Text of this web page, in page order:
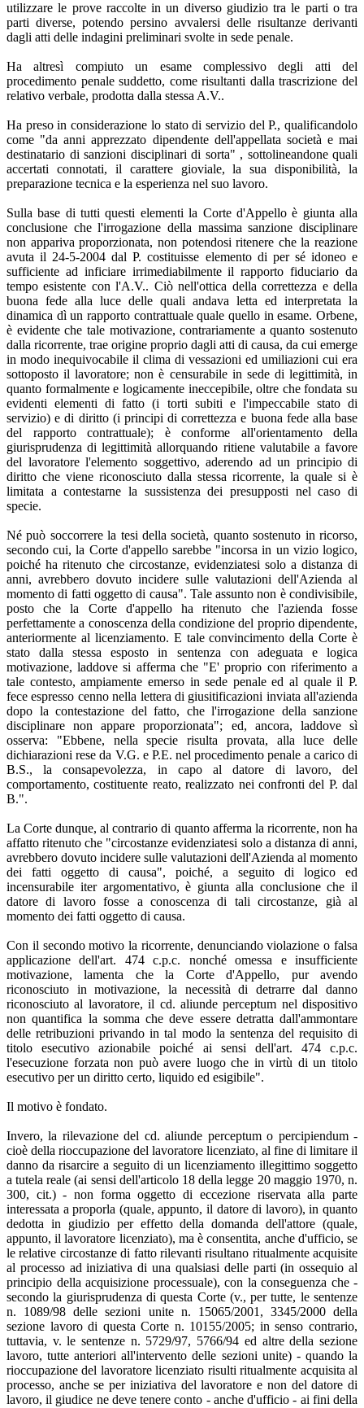
utilizzare le prove raccolte in un diverso giudizio tra le parti o tra
parti diverse, potendo persino avvalersi delle risultanze derivanti
dagli atti delle indagini preliminari svolte in sede penale.
Ha altresì compiuto un esame complessivo degli atti del
procedimento penale suddetto, come risultanti dalla trascrizione del
relativo verbale, prodotta dalla stessa A.V..
Ha preso in considerazione lo stato di servizio del P., qualificandolo
come "da anni apprezzato dipendente dell'appellata società e mai
destinatario di sanzioni disciplinari di sorta" , sottolineandone quali
accertati connotati, il carattere gioviale, la sua disponibilità, la
preparazione tecnica e la esperienza nel suo lavoro.
Sulla base di tutti questi elementi la Corte d'Appello è giunta alla
conclusione che l'irrogazione della massima sanzione disciplinare
non appariva proporzionata, non potendosi ritenere che la reazione
avuta il 24-5-2004 dal P. costituisse elemento di per sé idoneo e
sufficiente ad inficiare irrimediabilmente il rapporto fiduciario da
tempo esistente con l'A.V.. Ciò nell'ottica della correttezza e della
buona fede alla luce delle quali andava letta ed interpretata la
dinamica dì un rapporto contrattuale quale quello in esame. Orbene,
è evidente che tale motivazione, contrariamente a quanto sostenuto
dalla ricorrente, trae origine proprio dagli atti di causa, da cui emerge
in modo inequivocabile il clima di vessazioni ed umiliazioni cui era
sottoposto il lavoratore; non è censurabile in sede di legittimità, in
quanto formalmente e logicamente ineccepibile, oltre che fondata su
evidenti elementi di fatto (i torti subiti e l'impeccabile stato di
servizio) e di diritto (i principi di correttezza e buona fede alla base
del rapporto contrattuale); è conforme all'orientamento della
giurisprudenza di legittimità allorquando ritiene valutabile a favore
del lavoratore l'elemento soggettivo, aderendo ad un principio di
diritto che viene riconosciuto dalla stessa ricorrente, la quale si è
limitata a contestarne la sussistenza dei presupposti nel caso di
specie.
Né può soccorrere la tesi della società, quanto sostenuto in ricorso,
secondo cui, la Corte d'appello sarebbe "incorsa in un vizio logico,
poiché ha ritenuto che circostanze, evidenziatesi solo a distanza di
anni, avrebbero dovuto incidere sulle valutazioni dell'Azienda al
momento di fatti oggetto di causa". Tale assunto non è condivisibile,
posto che la Corte d'appello ha ritenuto che l'azienda fosse
perfettamente a conoscenza della condizione del proprio dipendente,
anteriormente al licenziamento. E tale convincimento della Corte è
stato dalla stessa esposto in sentenza con adeguata e logica
motivazione, laddove si afferma che "E' proprio con riferimento a
tale contesto, ampiamente emerso in sede penale ed al quale il P.
fece espresso cenno nella lettera di giusitificazioni inviata all'azienda
dopo la contestazione del fatto, che l'irrogazione della sanzione
disciplinare non appare proporzionata"; ed, ancora, laddove sì
osserva: "Ebbene, nella specie risulta provata, alla luce delle
dichiarazioni rese da V.G. e P.E. nel procedimento penale a carico di
B.S., la consapevolezza, in capo al datore di lavoro, del
comportamento, costituente reato, realizzato nei confronti del P. dal
B.".
La Corte dunque, al contrario di quanto afferma la ricorrente, non ha
affatto ritenuto che "circostanze evidenziatesi solo a distanza di anni,
avrebbero dovuto incidere sulle valutazioni dell'Azienda al momento
dei fatti oggetto di causa", poiché, a seguito di logico ed
incensurabile iter argomentativo, è giunta alla conclusione che il
datore di lavoro fosse a conoscenza di tali circostanze, già al
momento dei fatti oggetto di causa.
Con il secondo motivo la ricorrente, denunciando violazione o falsa
applicazione dell'art. 474 c.p.c. nonché omessa e insufficiente
motivazione, lamenta che la Corte d'Appello, pur avendo
riconosciuto in motivazione, la necessità di detrarre dal danno
riconosciuto al lavoratore, il cd. aliunde perceptum nel dispositivo
non quantifica la somma che deve essere detratta dall'ammontare
delle retribuzioni privando in tal modo la sentenza del requisito di
titolo esecutivo azionabile poiché ai sensi dell'art. 474 c.p.c.
l'esecuzione forzata non può avere luogo che in virtù di un titolo
esecutivo per un diritto certo, liquido ed esigibile".
Il motivo è fondato.
Invero, la rilevazione del cd. aliunde perceptum o percipiendum -
cioè della rioccupazione del lavoratore licenziato, al fine di limitare il
danno da risarcire a seguito di un licenziamento illegittimo soggetto
a tutela reale (ai sensi dell'articolo 18 della legge 20 maggio 1970, n.
300, cit.) - non forma oggetto di eccezione riservata alla parte
interessata a proporla (quale, appunto, il datore di lavoro), in quanto
dedotta in giudizio per effetto della domanda dell'attore (quale,
appunto, il lavoratore licenziato), ma è consentita, anche d'ufficio, se
le relative circostanze di fatto rilevanti risultano ritualmente acquisite
al processo ad iniziativa di una qualsiasi delle parti (in ossequio al
principio della acquisizione processuale), con la conseguenza che -
secondo la giurisprudenza di questa Corte (v., per tutte, le sentenze
n. 1089/98 delle sezioni unite n. 15065/2001, 3345/2000 della
sezione lavoro di questa Corte n. 10155/2005; in senso contrario,
tuttavia, v. le sentenze n. 5729/97, 5766/94 ed altre della sezione
lavoro, tutte anteriori all'intervento delle sezioni unite) - quando la
rioccupazione del lavoratore licenziato risulti ritualmente acquisita al
processo, anche se per iniziativa del lavoratore e non del datore di
lavoro, il giudice ne deve tenere conto - anche d'ufficio - ai fini della